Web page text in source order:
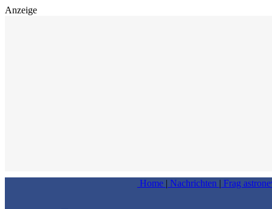
Anzeige
Home | Nachrichten | Frag